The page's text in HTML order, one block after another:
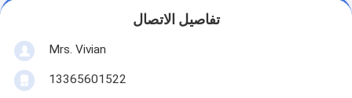
تفاصيل الاتصال
Mrs. Vivian
13365601522